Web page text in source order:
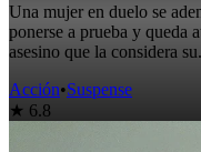
Una mujer en duelo se
ponerse a prueba y queda
asesino que la considera
Acción•Suspense
★ 6.8